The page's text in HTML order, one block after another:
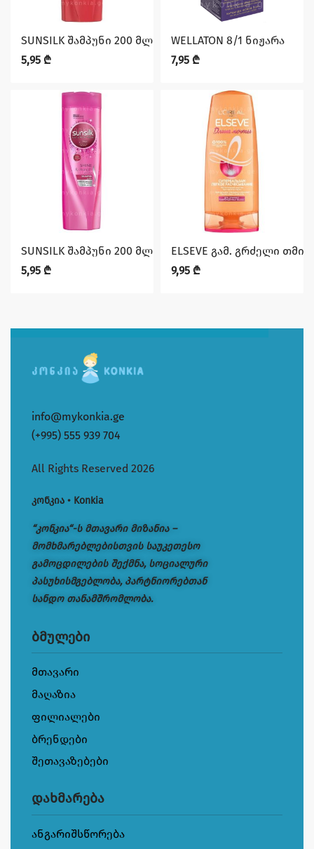
SUNSILK შამპუნი 200 მლ შეღებილი თმის
5,95 ₾
WELLATON 8/1 ნიჟარა
7,95 ₾
SUNSILK შამპუნი 200 მლ მბზინვარება და სიძლიერე
5,95 ₾
ELSEVE გამ. გრძელი
9,95 ₾
info@mykonkia.ge
(+995) 555 939 704
All Rights Reserved 2026
კონკია • Konkia
“კონკია“-ს მთავარი მიზანია –
მომხმარებლებისთვის საუკეთესო
გამოცდილების შექმნა, სოციალური
პასუხისმგებლობა, პარტნიორებთან
სანდო თანამშრომლობა.
ბმულები
მთავარი
მაღაზია
ფილიალები
ბრენდები
შეთავაზებები
დახმარება
ანგარიშსწორება